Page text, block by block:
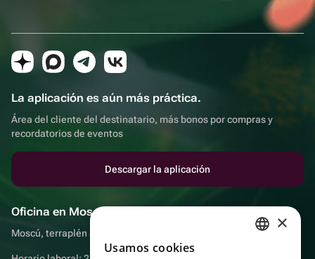
La aplicación es aún más práctica.
Área del cliente del destinatario, más bonos por compras y
recordatorios de eventos
Descargar la aplicación
Oficina en Moscú
Moscú, terraplén Sadovnicheskaya, 9, sala 2/3 ×
Usamos cookies